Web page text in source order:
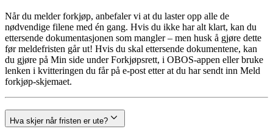
Når du melder forkjøp, anbefaler vi at du laster opp alle de
nødvendige filene med én gang. Hvis du ikke har alt klart, kan du
ettersende dokumentasjonen som mangler – men husk å gjøre dette
før meldefristen går ut! Hvis du skal ettersende dokumentene, kan
du gjøre på Min side under Forkjøpsrett, i OBOS-appen eller bruke
lenken i kvitteringen du får på e-post etter at du har sendt inn Meld
forkjøp-skjemaet.
Hva skjer når fristen er ute?